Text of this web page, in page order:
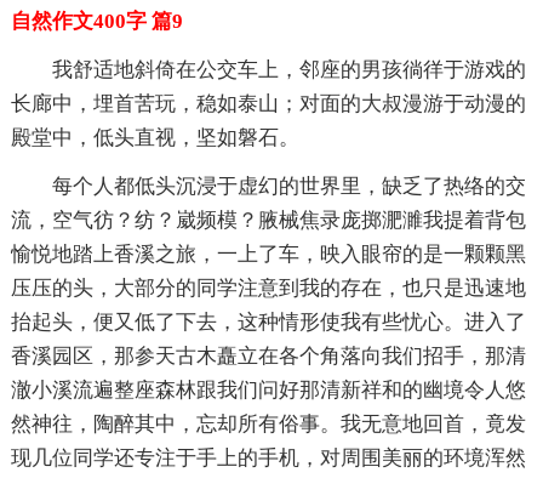
自然作文400字 篇9
我舒适地斜倚在公交车上，邻座的男孩徜徉于游戏的
长廊中，埋首苦玩，稳如泰山；对面的大叔漫游于动漫的
殿堂中，低头直视，坚如磐石。
每个人都低头沉浸于虚幻的世界里，缺乏了热络的交
流，空气彷？纺？崴频模？腋械焦录庞掷淝濉我提着背包
愉悦地踏上香溪之旅，一上了车，映入眼帘的是一颗颗黑
压压的头，大部分的同学注意到我的存在，也只是迅速地
抬起头，便又低了下去，这种情形使我有些忧心。进入了
香溪园区，那参天古木矗立在各个角落向我们招手，那清
澈小溪流遍整座森林跟我们问好那清新祥和的幽境令人悠
然神往，陶醉其中，忘却所有俗事。我无意地回首，竟发
现几位同学还专注于手上的手机，对周围美丽的环境浑然